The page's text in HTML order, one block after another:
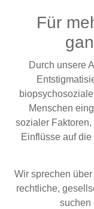
Für
Durch unsere
Menschen
sozialer
Einflüsse auf
Wir sprechen
rechtliche,
suchen